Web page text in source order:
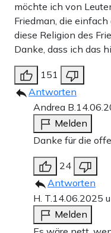
möchte ich von
Friedman, die
diese Religion des
Danke, dass ich das
151
Antworten
Andrea B.
Melden
Danke für die
24
Antworten
H. T.14.06.2025
Melden